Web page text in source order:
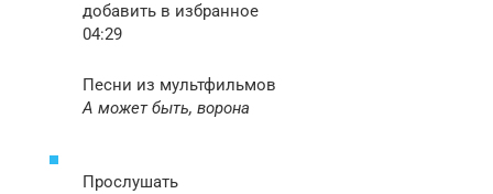
добавить в избранное
04:29
Песни из мультфильмов
А может быть, ворона
Прослушать